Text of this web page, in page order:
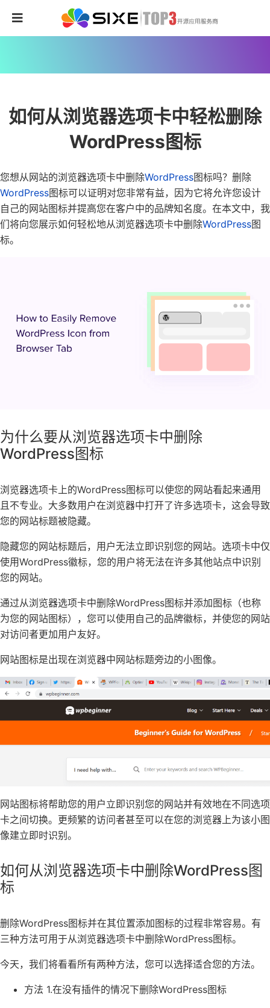
如何从浏览器选项卡中轻松删除
WordPress图标
您想从网站的浏览器选项卡中删除WordPress图标吗？ 删除
WordPress图标可以证明对您非常有益，因为它将允许您设计
自己的网站图标并提高您在客户中的品牌知名度。 在本文中，我
们将向您展示如何轻松地从浏览器选项卡中删除WordPress图
标。
为什么要从浏览器选项卡中删除
WordPress图标
浏览器选项卡上的WordPress图标可以使您的网站看起来通用
且不专业。大多数用户在浏览器中打开了许多选项卡，这会导致
您的网站标题被隐藏。
隐藏您的网站标题后，用户无法立即识别您的网站。选项卡中仅
使用WordPress徽标，您的用户将无法在许多其他站点中识别
您的网站。
通过从浏览器选项卡中删除WordPress图标并添加图标（也称
为您的网站图标），您可以使用 自己的品牌徽标，并使您的网站
对访问者更加用户友好。
网站图标是出现在浏览器中网站标题旁边的小图像。
网站图标将帮助您的用户立即识别您的网站并有效地在不同选项
卡之间切换。更频繁的访问者甚至可以在您的浏览器上为该小图
像建立即时识别。
如何从浏览器选项卡中删除WordPress图
标
删除WordPress图标并在其位置添加图标的过程非常容易。有
三种方法可用于从浏览器选项卡中删除WordPress图标。
今天，我们将看看所有两种方法，您可以选择适合您的方法。
方法 1.在没有插件的情况下删除WordPress图标